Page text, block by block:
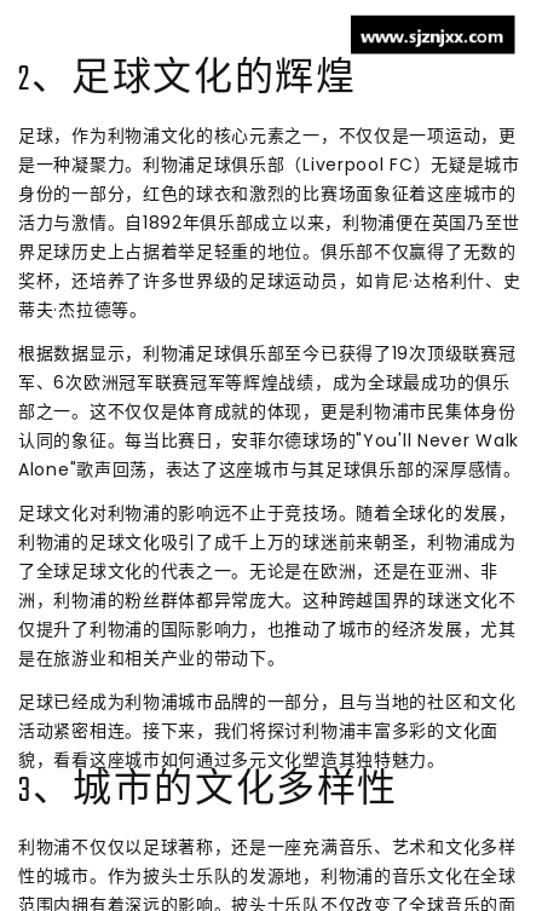
2、足球文化的辉煌
足球，作为利物浦文化的核心元素之一，不仅仅是一项运动，更
是一种凝聚力。利物浦足球俱乐部（Liverpool FC）无疑是城市
身份的一部分，红色的球衣和激烈的比赛场面象征着这座城市的
活力与激情。自1892年俱乐部成立以来，利物浦便在英国乃至世
界足球历史上占据着举足轻重的地位。俱乐部不仅赢得了无数的
奖杯，还培养了许多世界级的足球运动员，如肯尼·达格利什、史
蒂夫·杰拉德等。
根据数据显示，利物浦足球俱乐部至今已获得了19次顶级联赛冠
军、6次欧洲冠军联赛冠军等辉煌战绩，成为全球最成功的俱乐
部之一。这不仅仅是体育成就的体现，更是利物浦市民集体身份
认同的象征。每当比赛日，安菲尔德球场的"You'll Never Walk
Alone"歌声回荡，表达了这座城市与其足球俱乐部的深厚感情。
足球文化对利物浦的影响远不止于竞技场。随着全球化的发展，
利物浦的足球文化吸引了成千上万的球迷前来朝圣，利物浦成为
了全球足球文化的代表之一。无论是在欧洲，还是在亚洲、非
洲，利物浦的粉丝群体都异常庞大。这种跨越国界的球迷文化不
仅提升了利物浦的国际影响力，也推动了城市的经济发展，尤其
是在旅游业和相关产业的带动下。
足球已经成为利物浦城市品牌的一部分，且与当地的社区和文化
活动紧密相连。接下来，我们将探讨利物浦丰富多彩的文化面
貌，看看这座城市如何通过多元文化塑造其独特魅力。
3、城市的文化多样性
利物浦不仅仅以足球著称，还是一座充满音乐、艺术和文化多样
性的城市。作为披头士乐队的发源地，利物浦的音乐文化在全球
范围内拥有着深远的影响。披头士乐队不仅改变了全球音乐的面